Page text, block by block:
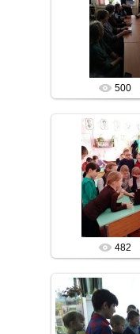
500
482